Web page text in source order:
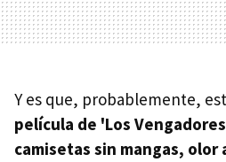
Y es que, probablemente,
película de 'Los
camisetas sin mangas, olor